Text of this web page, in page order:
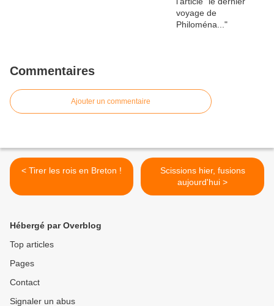
Commentaires
Ajouter un commentaire
< Tirer les rois en Breton !
Scissions hier, fusions
aujourd'hui >
Hébergé par Overblog
Top articles
Pages
Contact
Signaler un abus